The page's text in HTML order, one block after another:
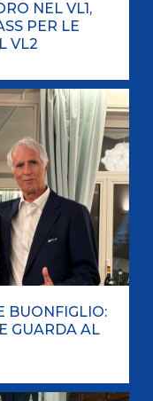
NEL VL1,
PER LE
VL2
BUONFIGLIO:
GUARDA AL